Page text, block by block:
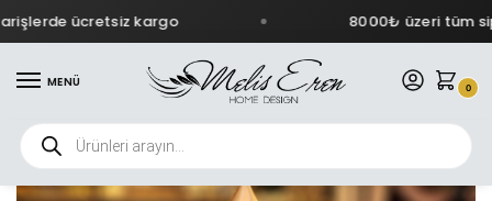
ücretsiz kargo 8000₺ üzeri tüm
MENÜ 0